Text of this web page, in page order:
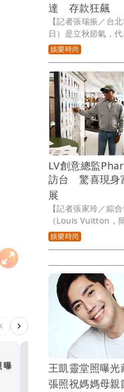
曝
一
軍
達 存款狂飆
【記者張瑞振／台
日）是立秋節氣，
過，因台灣氣候依
虎」的現象，後續天
夏日熱浪漸退，微
息，秋天本就是收
上一點也沒錯，隨
賺錢雷達突然變得
發期，小孟塔羅雲
肖能在這波換季黃
衝。
娛樂時尚
LV創意總監
訪台 驚喜現身
展
【記者張家玲／綜
（Louis Vuitton，
監「菲董」
灣！富邦美術館今在
朋友菲董的到訪」
娛樂時尚
王凱靈堂照曝光
張照祝媽媽母